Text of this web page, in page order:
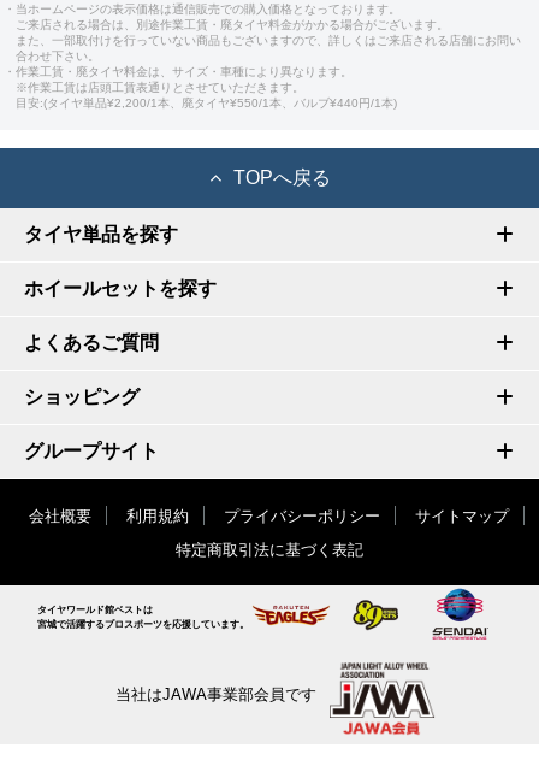
・当ホームページの表示価格は通信販売での購入価格となっております。
ご来店される場合は、別途作業工賃・廃タイヤ料金がかかる場合がございます。
また、一部取付けを行っていない商品もございますので、詳しくはご来店される店舗にお問い
合わせ下さい。
・作業工賃・廃タイヤ料金は、サイズ・車種により異なります。
※作業工賃は店頭工賃表通りとさせていただきます。
目安:(タイヤ単品¥2,200/1本、廃タイヤ¥550/1本、バルブ¥440円/1本)
TOPへ戻る
タイヤ単品を探す
ホイールセットを探す
よくあるご質問
ショッピング
グループサイト
会社概要 利用規約 プライバシーポリシー
サイトマップ
特定商取引法に基づく表記
タイヤワールド館ベストは
宮城で活躍するプロスポーツを応援しています。
当社はJAWA事業部会員です